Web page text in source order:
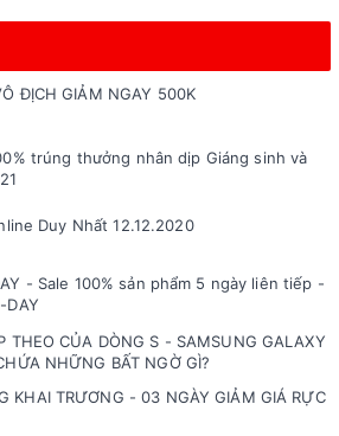
ĐỊCH GIẢM NGAY 500K
trúng thưởng nhân dịp Giáng sinh và
Duy Nhất 12.12.2020
- Sale 100% sản phẩm 5 ngày liên tiếp -
DAY
THEO CỦA DÒNG S - SAMSUNG GALAXY
NHỮNG BẤT NGỜ GÌ?
KHAI TRƯƠNG - 03 NGÀY GIẢM GIÁ RỰC